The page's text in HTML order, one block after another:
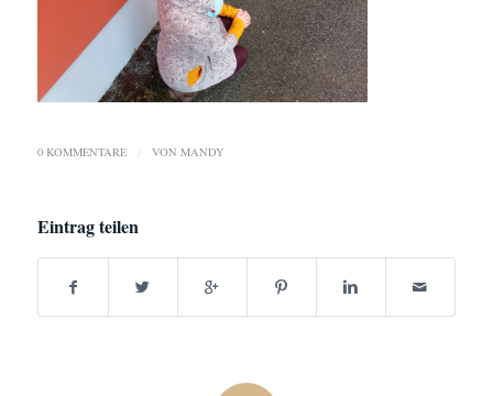
0 KOMMENTARE / VON MANDY
Eintrag teilen